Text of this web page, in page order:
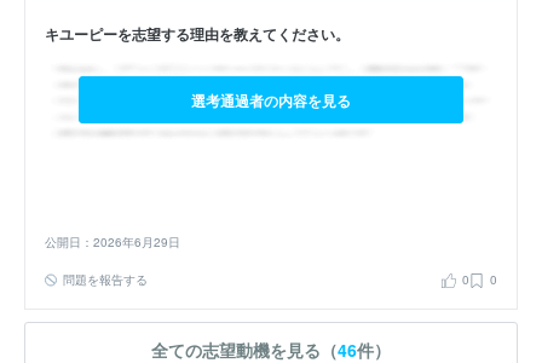
キユーピーを志望する理由を教えてください。
選考通過者の内容を見る
公開日：2026年6月29日
問題を報告する 0 0
全ての志望動機を見る（46件）